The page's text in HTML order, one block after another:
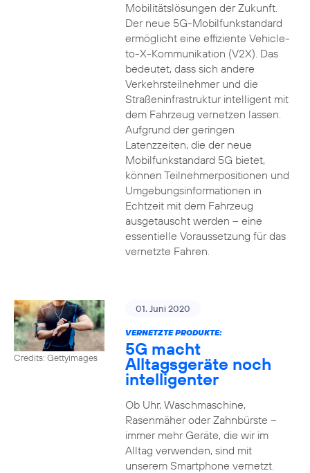
Mobilitätslösungen der Zukunft.
Der neue 5G-Mobilfunkstandard
ermöglicht eine effiziente Vehicle-
to-X-Kommunikation (V2X). Das
bedeutet, dass sich andere
Verkehrsteilnehmer und die
Straßeninfrastruktur intelligent mit
dem Fahrzeug vernetzen lassen.
Aufgrund der geringen
Latenzzeiten, die der neue
Mobilfunkstandard 5G bietet,
können Teilnehmerpositionen und
Umgebungsinformationen in
Echtzeit mit dem Fahrzeug
ausgetauscht werden – eine
essentielle Voraussetzung für das
vernetzte Fahren.
Credits: Gettyimages
01. Juni 2020
VERNETZTE PRODUKTE:
5G macht
Alltagsgeräte noch
intelligenter
Ob Uhr, Waschmaschine,
Rasenmäher oder Zahnbürste –
immer mehr Geräte, die wir im
Alltag verwenden, sind mit
unserem Smartphone vernetzt.